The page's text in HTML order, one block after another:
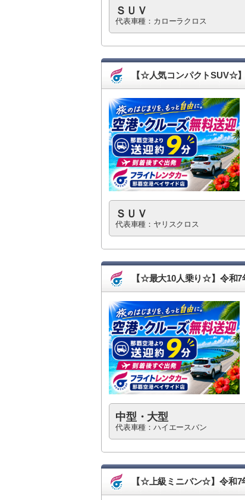
ＳＵＶ
代表車種：カローラクロス
【☆人気コンパクトSUV☆
ＳＵＶ
代表車種：ヤリスクロス
【☆最大10人乗り☆】令和7
中型・大型
代表車種：ハイエースバン
【☆上級ミニバン☆】令和7